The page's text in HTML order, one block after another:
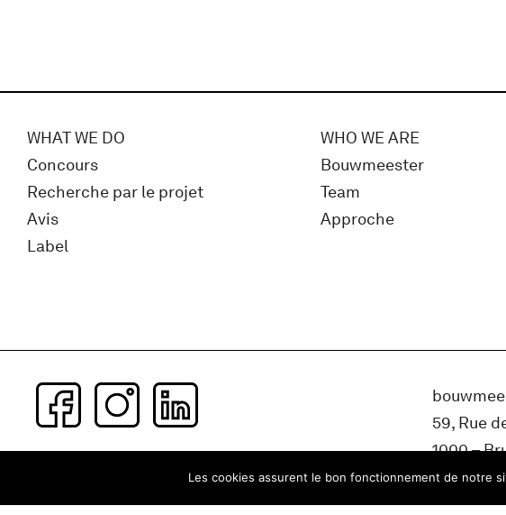
WHAT WE DO
Concours
Recherche par le projet
Avis
Label
WHO WE ARE
Bouwmeester
Team
Approche
Subscribe to our newsletter
59, Rue
1000 –
Belgique
Les cookies assurent le bon fonctionnement de notre